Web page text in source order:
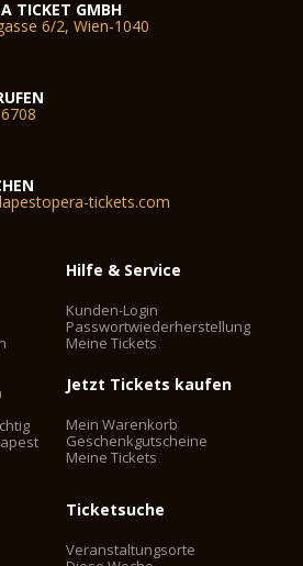
TICKET GMBH
6/2, Wien-1040
tickets.com
Hilfe & Service
Kunden-Login
Passwortwiederherstellung
Meine Tickets
Jetzt Tickets kaufen
Mein Warenkorb
Geschenkgutscheine
Meine Tickets
Ticketsuche
Veranstaltungsorte